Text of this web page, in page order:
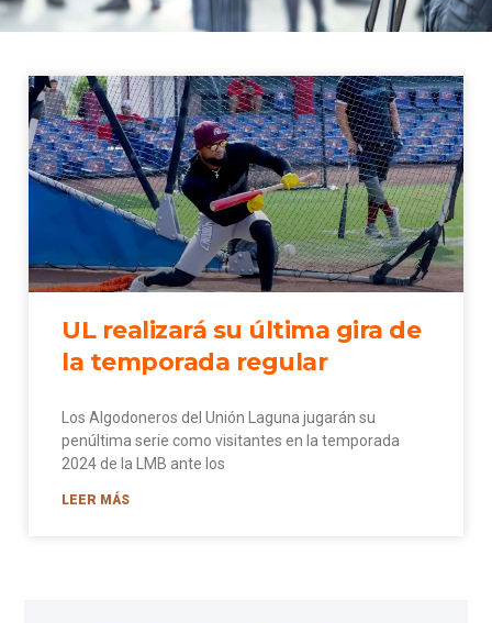
UL realizará su última gira de
la temporada regular
Los Algodoneros del Unión Laguna jugarán su
penúltima serie como visitantes en la temporada
2024 de la LMB ante los
LEER MÁS